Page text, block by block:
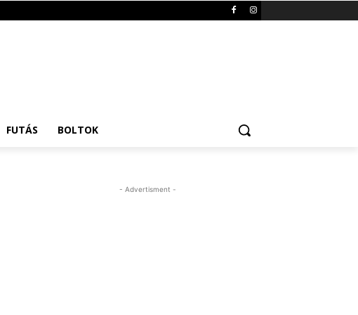
FUTÁS BOLTOK
- Advertisment -